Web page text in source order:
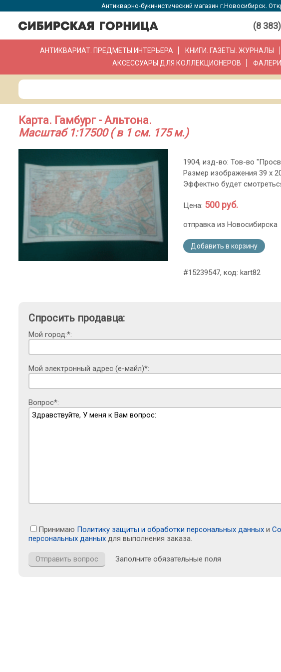
Антикварно-букинистический магазин г.Новосибирск.
(8
АНТИКВАРИАТ. ПРЕДМЕТЫ ИНТЕРЬЕРА КНИГИ. ГАЗЕТЫ. ЖУРНАЛЫ
АКСЕССУАРЫ ДЛЯ КОЛЛЕКЦИОНЕРОВ
Карта. Гамбург - Альтона.
Масштаб 1:17500 ( в 1 см. 175 м.)
1904, изд-во: Тов-во
Размер изображения 39 х
Эффектно будет
Цена: 500 руб.
отправка из Новосибирска
Добавить в корзину
#15239547, код: kart82
Спросить продавца:
Мой город:*:
Мой электронный адрес (е-майл)*:
Вопрос*:
Принимаю Политику защиты и обработки персональных данных и
персональных данных для выполнения заказа.
Заполните обязательные поля